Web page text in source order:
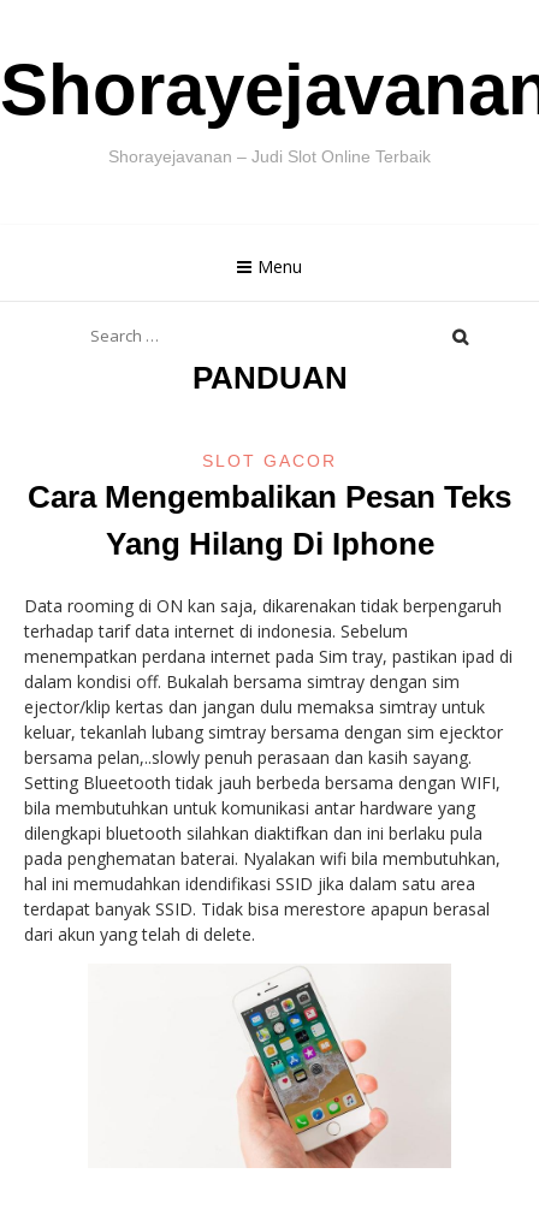
to
content
Shorayejavanan – Judi Slot Online Terbaik
Menu
for:
PANDUAN
SLOT GACOR
Cara Mengembalikan Pesan Teks
Yang Hilang Di Iphone
Data rooming di ON kan saja, dikarenakan tidak berpengaruh
terhadap tarif data internet di indonesia. Sebelum
menempatkan perdana internet pada Sim tray, pastikan ipad di
dalam kondisi off. Bukalah bersama simtray dengan sim
ejector/klip kertas dan jangan dulu memaksa simtray untuk
keluar, tekanlah lubang simtray bersama dengan sim ejecktor
bersama pelan,..slowly penuh perasaan dan kasih sayang.
Setting Blueetooth tidak jauh berbeda bersama dengan WIFI,
bila membutuhkan untuk komunikasi antar hardware yang
dilengkapi bluetooth silahkan diaktifkan dan ini berlaku pula
pada penghematan baterai. Nyalakan wifi bila membutuhkan,
hal ini memudahkan idendifikasi SSID jika dalam satu area
terdapat banyak SSID. Tidak bisa merestore apapun berasal
dari akun yang telah di delete.